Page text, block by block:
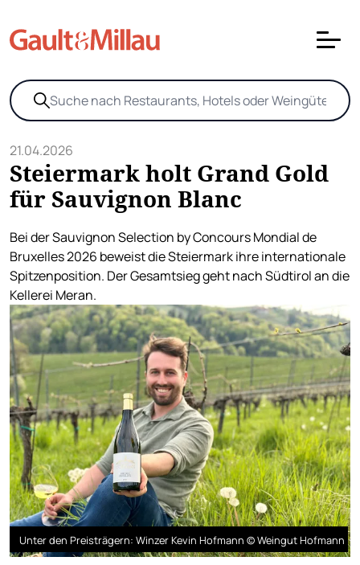
21.04.2026
Steiermark holt Grand Gold
für Sauvignon Blanc
Bei der Sauvignon Selection by Concours Mondial de
Bruxelles 2026 beweist die Steiermark ihre internationale
Spitzenposition. Der Gesamtsieg geht nach Südtirol an die
Kellerei Meran.
Unter den Preisträgern: Winzer Kevin Hofmann © Weingut Hofmann